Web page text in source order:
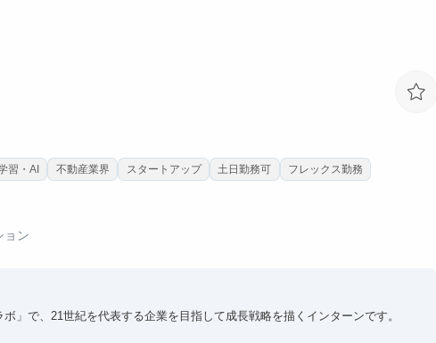
習・AI 不動産業界 スタートアップ 土日勤務可
フレックス勤務
ョン
」で、21世紀を代表する企業を目指して成長戦略を描くインターンです。